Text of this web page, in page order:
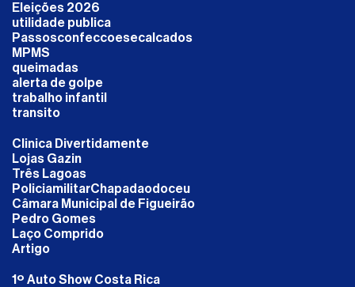
Eleições 2026
utilidade publica
Passosconfeccoesecalcados
MPMS
queimadas
alerta de golpe
trabalho infantil
transito
Clinica Divertidamente
Lojas Gazin
Três Lagoas
PoliciamilitarChapadaodoceu
Câmara Municipal de Figueirão
Pedro Gomes
Laço Comprido
Artigo
1º Auto Show Costa Rica